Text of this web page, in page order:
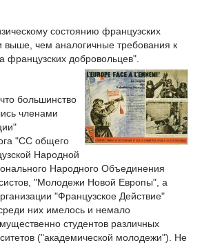
состоянию французских
чем аналогичные требования к
французских добровольцев".
большинство
членами
"СС общего
Народной
Народного Объединения
"Молодежи Новой Европы", а
"Французское Действие"
них имелось и немало
студентов различных
("академической молодежи"). Не